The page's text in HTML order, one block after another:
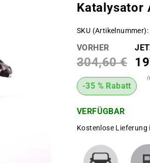
Katalysator
SKU (Artikelnummer)
VORHER
304,60 €
-35 % Rabatt
VERFÜGBAR
Kostenlose Lieferung